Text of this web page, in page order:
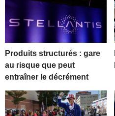
Produits structurés : gare
au risque que peut
entraîner le décrément